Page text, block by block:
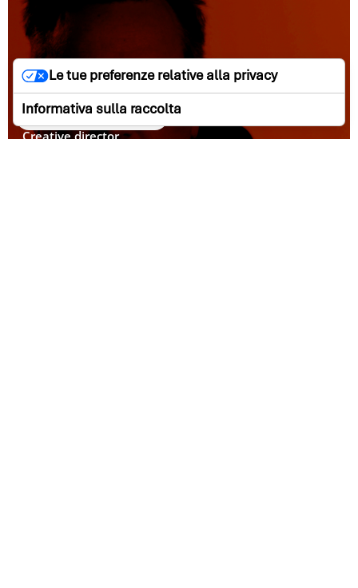
Roberto Calabrò
Creative director ​
Le tue preferenze relative alla privacy
Informativa sulla raccolta